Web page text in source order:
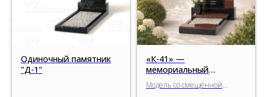
Одиночный памятник
"Д-1"
«К-41» —
мемориальный
комплекс с
асимметричной
Модель со смещённой